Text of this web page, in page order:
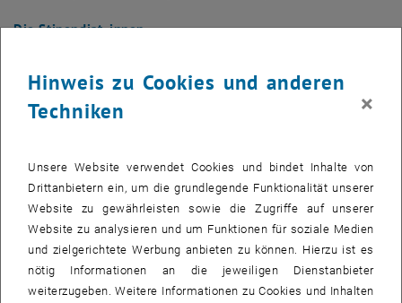
Die Stipendiat_innen
zum Digitalisierungsstipendium 2020 durchsetzen. Wir gratulieren
herzlich!
Bejinariu Alexandru,Software & Information Engineering
Berger Markus, Business Informatics, Data Science
Buchmayr David, Wirtschaftsingenieurwesen – Maschinenbau
Daleyev Dalel, Bauingenieurwesen
Danzinger Philipp,Logic and Computation
Hinweis zu Cookies und anderen
Techniken
×
Unsere Website verwendet Cookies und bindet Inhalte von
Drittanbietern ein, um die grundlegende Funktionalität unserer
Website zu gewährleisten sowie die Zugriffe auf unserer
Website zu analysieren und um Funktionen für soziale Medien
und zielgerichtete Werbung anbieten zu können. Hierzu ist es
nötig Informationen an die jeweiligen Dienstanbieter
weiterzugeben. Weitere Informationen zu Cookies und Inhalten